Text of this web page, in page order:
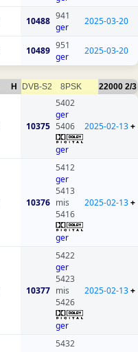
10488 941
ger
2025-03-20
10489 951
ger
2025-03-20
H DVB-S2 8PSK 22000 2/3
10375
5402
ger
5406
ger
2025-02-13+
10376
5412
ger
5413
mis
5416
ger
2025-02-13+
10377
5422
ger
5423
mis
5426
ger
2025-02-13+
5432